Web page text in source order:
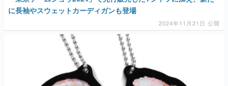
に長袖やスウェットカーディガンも登場
2024年11月21日 公開